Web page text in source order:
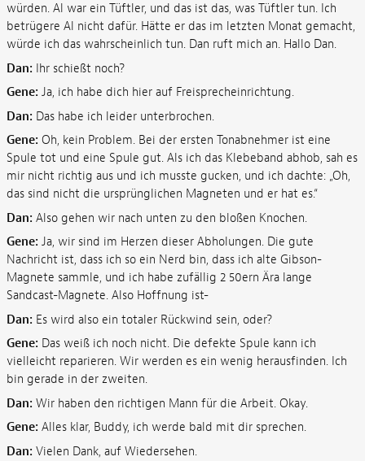
würden. Al war ein Tüftler, und das ist das, was Tüftler tun. Ich
betrügere Al nicht dafür. Hätte er das im letzten Monat gemacht,
würde ich das wahrscheinlich tun. Dan ruft mich an. Hallo Dan.
Dan: Ihr schießt noch?
Gene: Ja, ich habe dich hier auf Freisprecheinrichtung.
Dan: Das habe ich leider unterbrochen.
Gene: Oh, kein Problem. Bei der ersten Tonabnehmer ist eine
Spule tot und eine Spule gut. Als ich das Klebeband abhob, sah es
mir nicht richtig aus und ich musste gucken, und ich dachte: „Oh,
das sind nicht die ursprünglichen Magneten und er hat es.“
Dan: Also gehen wir nach unten zu den bloßen Knochen.
Gene: Ja, wir sind im Herzen dieser Abholungen. Die gute
Nachricht ist, dass ich so ein Nerd bin, dass ich alte Gibson-
Magnete sammle, und ich habe zufällig 2 50ern Ära lange
Sandcast-Magnete. Also Hoffnung ist-
Dan: Es wird also ein totaler Rückwind sein, oder?
Gene: Das weiß ich noch nicht. Die defekte Spule kann ich
vielleicht reparieren. Wir werden es ein wenig herausfinden. Ich
bin gerade in der zweiten.
Dan: Wir haben den richtigen Mann für die Arbeit. Okay.
Gene: Alles klar, Buddy, ich werde bald mit dir sprechen.
Dan: Vielen Dank, auf Wiedersehen.